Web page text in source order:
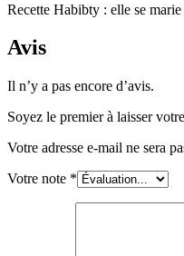
Recette Habibty : elle se
Avis
Il n’y a pas encore d’avis.
Soyez le premier à laisser
Votre adresse e-mail ne sera
Votre note *